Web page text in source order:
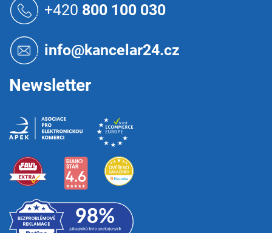
+420 800 100 030
info@kancelar24.cz
Newsletter